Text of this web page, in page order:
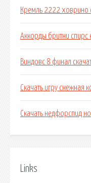
Кремль 2222 ховрино
Аккорды бритни спирс
Виндовс 8 финал
Скачать игру снежная
Скачать недфорспид
Links